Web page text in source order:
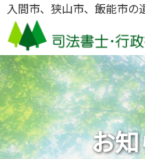
入間市、狭山市、飯能市
お